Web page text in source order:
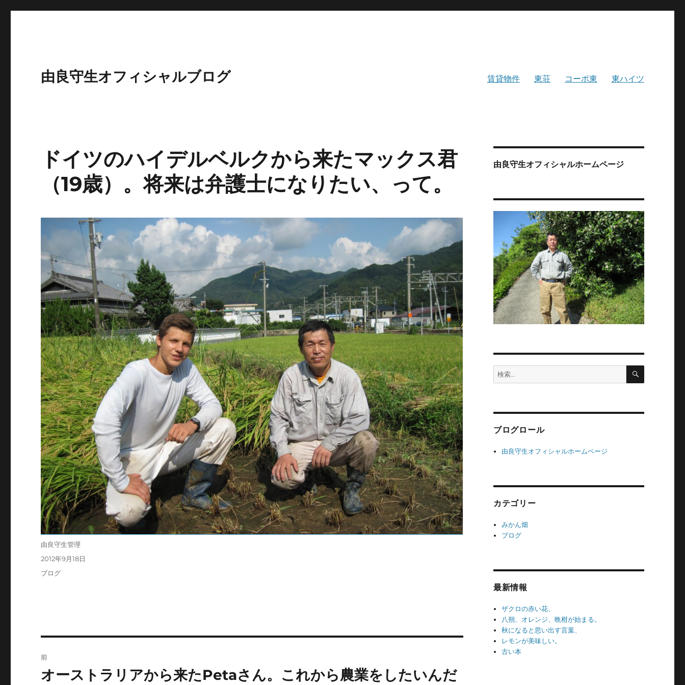
由良守生オフィシャルブログ 賃貸物件 東荘 コーポ東 東ハイツ
ドイツのハイデルベルクから来たマックス君
（19歳）。将来は弁護士になりたい、って。
投
由良守生管理
投
稿
2012年9月18日
カ
ブログ
稿
前
前
オーストラリアから来たPetaさん。これから農業をしたいんだ
由良守生オフィシャルホームページ
検
索:
検
ブログロール
由良守生オフィシャルホームページ
カテゴリー
みかん畑
ブログ
最新情報
ザクロの赤い花、
八朔、オレンジ、晩柑が始まる。
秋になると思い出す言葉、
レモンが美味しい。
古い本